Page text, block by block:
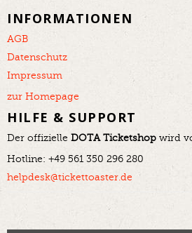
INFORMATIONEN
AGB
Datenschutz
Impressum
zur Homepage
HILFE & SUPPORT
Der offizielle DOTA Ticketshop wird
Hotline: +49 561 350 296 280
helpdesk@tickettoaster.de